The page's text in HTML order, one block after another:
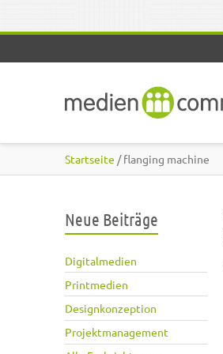
Startseite / flanging machine
Neue Beiträge
Digitalmedien
Printmedien
Designkonzeption
Projektmanagement